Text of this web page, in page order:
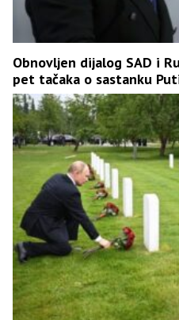
Obnovljen dijalog SAD i
pet tačaka o sastanku